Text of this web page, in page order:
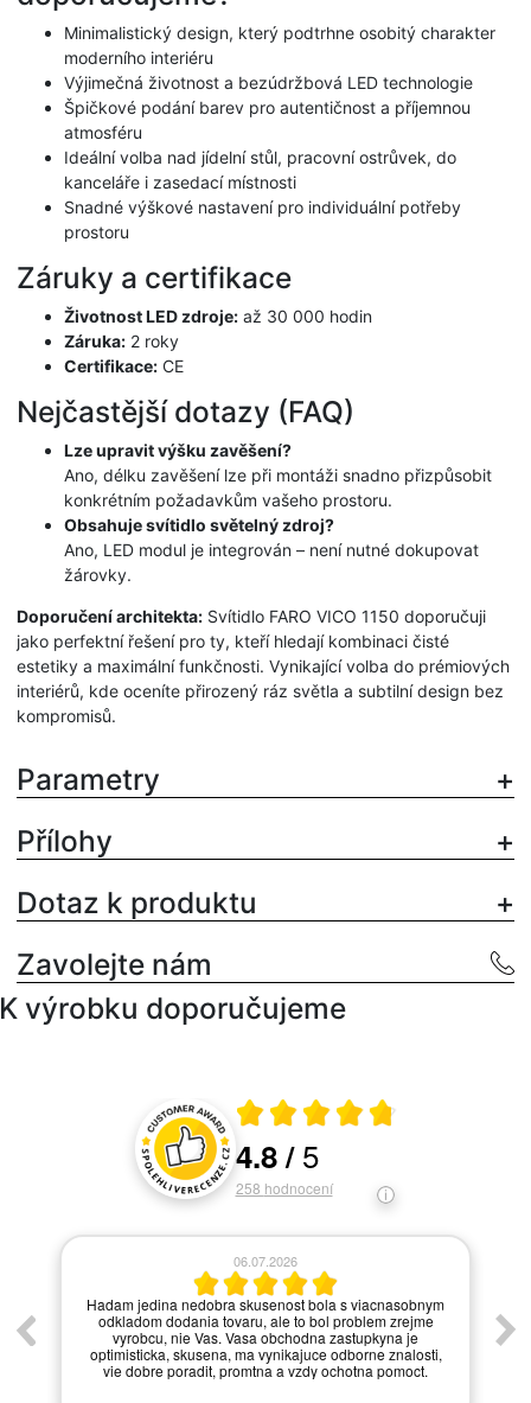
Minimalistický design, který podtrhne osobitý charakter
moderního interiéru
Výjimečná životnost a bezúdržbová LED technologie
Špičkové podání barev pro autentičnost a příjemnou
atmosféru
Ideální volba nad jídelní stůl, pracovní ostrůvek, do
kanceláře i zasedací místnosti
Snadné výškové nastavení pro individuální potřeby
prostoru
Záruky a certifikace
Životnost LED zdroje: až 30 000 hodin
Záruka: 2 roky
Certifikace: CE
Nejčastější dotazy (FAQ)
Lze upravit výšku zavěšení?
Ano, délku zavěšení lze při montáži snadno přizpůsobit
konkrétním požadavkům vašeho prostoru.
Obsahuje svítidlo světelný zdroj?
Ano, LED modul je integrován – není nutné dokupovat
žárovky.
Doporučení architekta: Svítidlo FARO VICO 1150 doporučuji
jako perfektní řešení pro ty, kteří hledají kombinaci čisté
estetiky a maximální funkčnosti. Vynikající volba do prémiových
interiérů, kde oceníte přirozený ráz světla a subtilní design bez
kompromisů.
Parametry
Přílohy
Dotaz k produktu
Zavolejte nám
K výrobku doporučujeme
Hodnocení a recenze zákazníků
Průměrné hodnocení 4.8 z 5
4.8/5
258 hodnocení
06.07.2026
Hadam jedina nedobra skusenost bola s viacnasobnym
odkladom dodania tovaru, ale to bol problem zrejme
vyrobcu, nie Vas. Vasa obchodna zastupkyna je
optimisticka, skusena, ma vynikajuce odborne znalosti,
vie dobre poradit, promtna a vzdy ochotna pomoct.